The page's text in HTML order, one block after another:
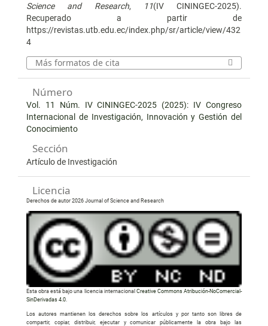
Science and Research, 11(IV CININGEC-2025).
Recuperado a partir de
https://revistas.utb.edu.ec/index.php/sr/article/view/432
4
Más formatos de cita
Número
Vol. 11 Núm. IV CININGEC-2025 (2025): IV Congreso
Internacional de Investigación, Innovación y Gestión del
Conocimiento
Sección
Artículo de Investigación
Licencia
Derechos de autor 2026 Journal of Science and Research
Esta obra está bajo una licencia internacionalCreative Commons Atribución-NoComercial-
SinDerivadas 4.0
Los autores mantienen los derechos sobre los artículos y por tanto son libres de
compartir, copiar, distribuir, ejecutar y comunicar públicamente la obra bajo las